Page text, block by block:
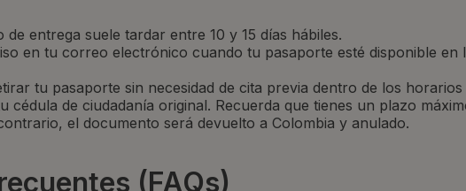
de entrega suele tardar entre 10 y 15 días hábiles.
en tu correo electrónico cuando tu pasaporte esté disponible en
tu pasaporte sin necesidad de cita previa dentro de los horarios
cédula de ciudadanía original. Recuerda que tienes un plazo
el documento será devuelto a Colombia y anulado.
(FAQs)